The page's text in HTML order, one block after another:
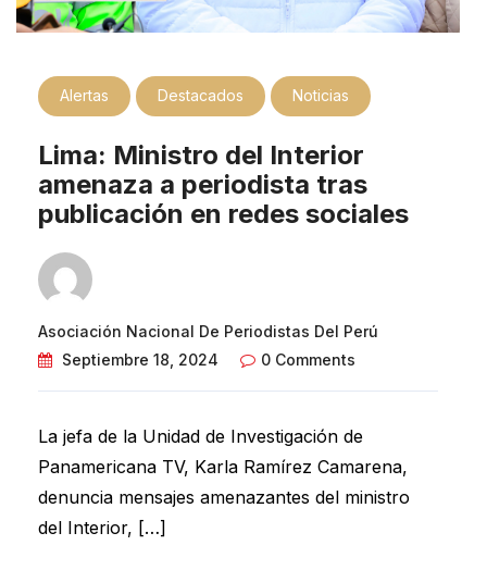
Alertas Destacados Noticias
Lima: Ministro del Interior
amenaza a periodista tras
publicación en redes sociales
Asociación Nacional De Periodistas Del Perú
Septiembre 18, 2024
0 Comments
La jefa de la Unidad de Investigación de
Panamericana TV, Karla Ramírez Camarena,
denuncia mensajes amenazantes del ministro
del Interior, […]